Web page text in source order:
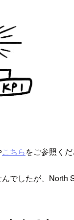
こちらをご参照くだ
でしたが、